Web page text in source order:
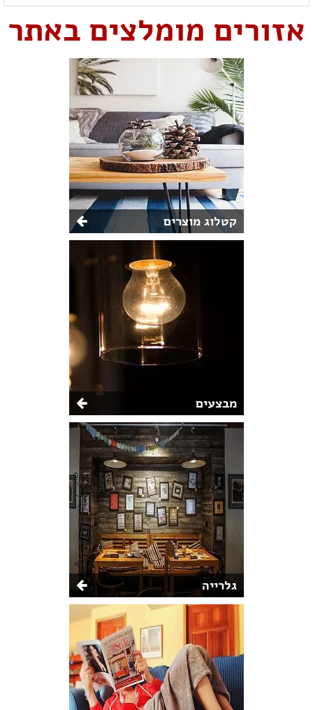
אזורים מומלצים באתר
קטלוג מוצרים
מבצעים
גלרייה